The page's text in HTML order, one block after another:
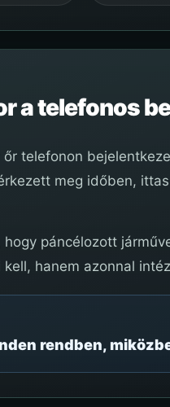
a telefonos
telefonon
meg időben,
páncélozott
hanem azonnal
rendben,